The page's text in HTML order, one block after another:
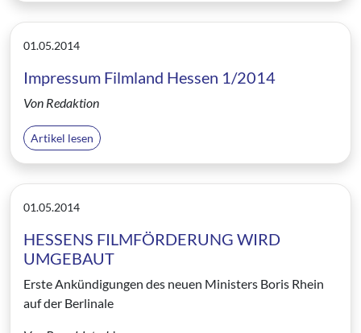
01.05.2014
Impressum Filmland Hessen 1/2014
Von Redaktion
Artikel lesen
01.05.2014
HESSENS FILMFÖRDERUNG WIRD
UMGEBAUT
Erste Ankündigungen des neuen Ministers Boris Rhein
auf der Berlinale